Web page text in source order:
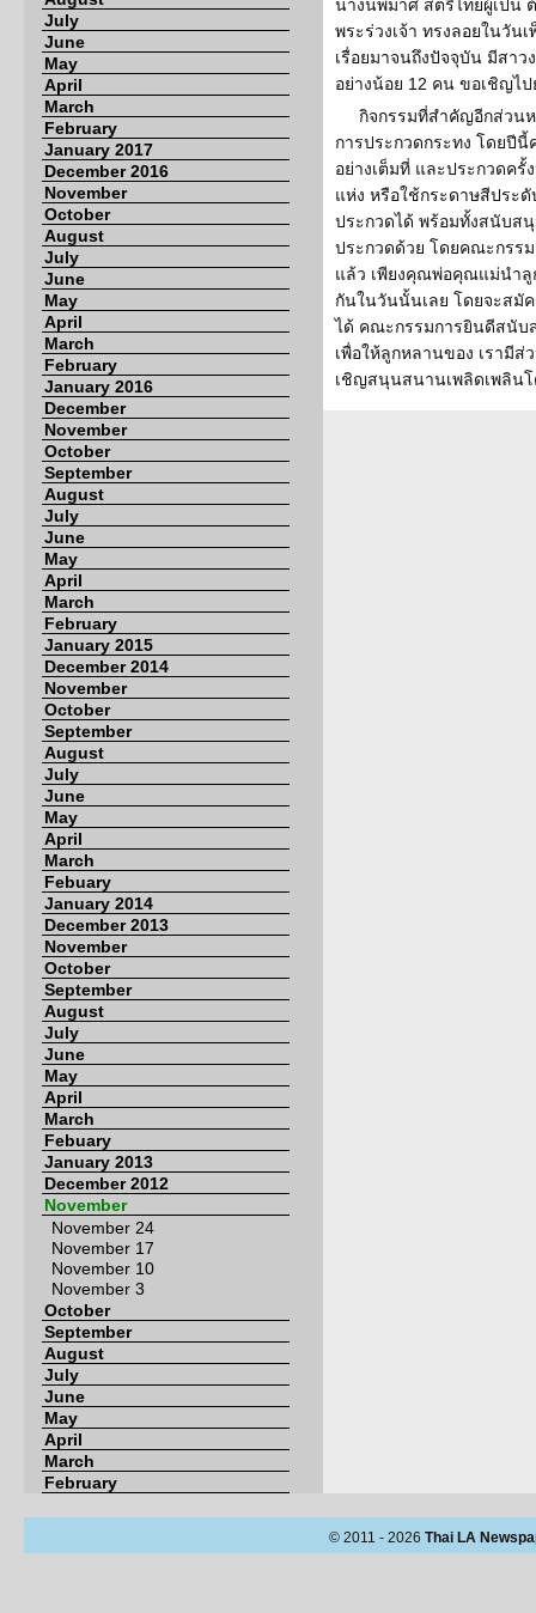
July
June
May
April
March
February
January 2017
December 2016
November
October
August
July
June
May
April
March
February
January 2016
December
November
October
September
August
July
June
May
April
March
February
January 2015
December 2014
November
October
September
August
July
June
May
April
March
Febuary
January 2014
December 2013
November
October
September
August
July
June
May
April
March
Febuary
January 2013
December 2012
November
November 24
November 17
November 10
November 3
October
September
August
July
June
May
April
March
February
นางนพมาศ สตรีไทยผู้เป็น
พระร่วงเจ้า ทรงลอยในวัน
เรื่อยมาจนถึงปัจจุบัน มีสาว
อย่างน้อย 12 คน ขอเชิญไ
กิจกรรมที่สำคัญอีกส่วน
การประกวดกระทง โดยปี
อย่างเต็มที่ และประกวดครั้
แห่ง หรือใช้กระดาษสีประ
ประกวดได้ พร้อมทั้งสนับส
ประกวดด้วย โดยคณะกรร
แล้ว เพียงคุณพ่อคุณแม่นำลู
กันในวันนั้นเลย โดยจะสมั
ได้ คณะกรรมการยินดีสนับ
เพื่อให้ลูกหลานของ เรามี
เชิญสนุนสนานเพลิดเพลิน
© 2011 - 2026 Thai LA